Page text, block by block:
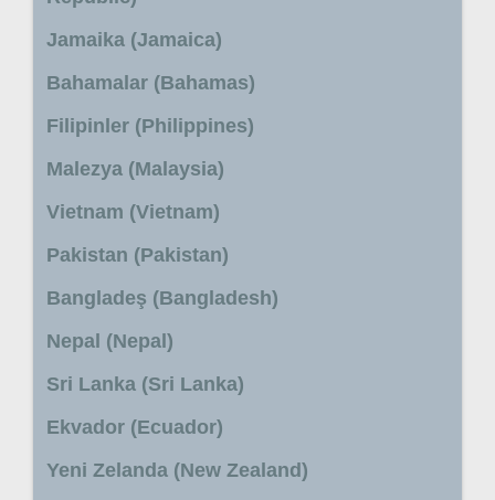
Jamaika (Jamaica)
Bahamalar (Bahamas)
Filipinler (Philippines)
Malezya (Malaysia)
Vietnam (Vietnam)
Pakistan (Pakistan)
Bangladeş (Bangladesh)
Nepal (Nepal)
Sri Lanka (Sri Lanka)
Ekvador (Ecuador)
Yeni Zelanda (New Zealand)